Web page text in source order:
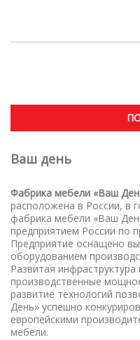
Ваш день
Фабрика мебели «Ваш
расположена в России, в
фабрика мебели «Ваш
предприятием России по
Предприятие оснащено
оборудованием
Развитая
производственные
развитие технологий
День» успешно
европейскими
мебели.